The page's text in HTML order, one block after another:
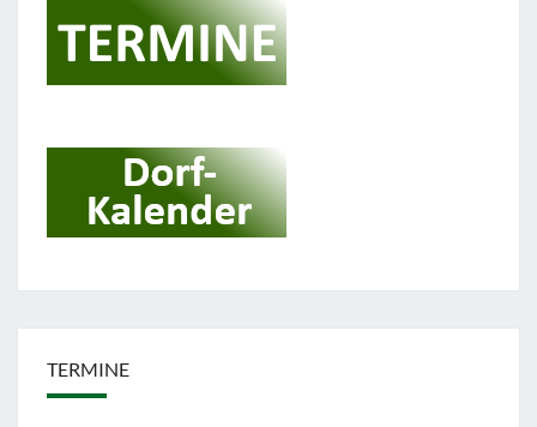
TERMINE